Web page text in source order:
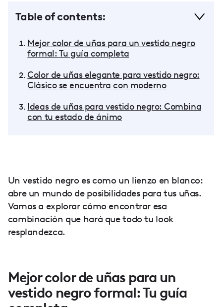
Table of contents:
Mejor color de uñas para un vestido negro
formal: Tu guía completa
Color de uñas elegante para vestido negro:
Clásico se encuentra con moderno
Ideas de uñas para vestido negro: Combina
con tu estado de ánimo
Un vestido negro es como un lienzo en blanco:
abre un mundo de posibilidades para tus uñas.
Vamos a explorar cómo encontrar esa
combinación que hará que todo tu look
resplandezca.
Mejor color de uñas para un
vestido negro formal: Tu guía